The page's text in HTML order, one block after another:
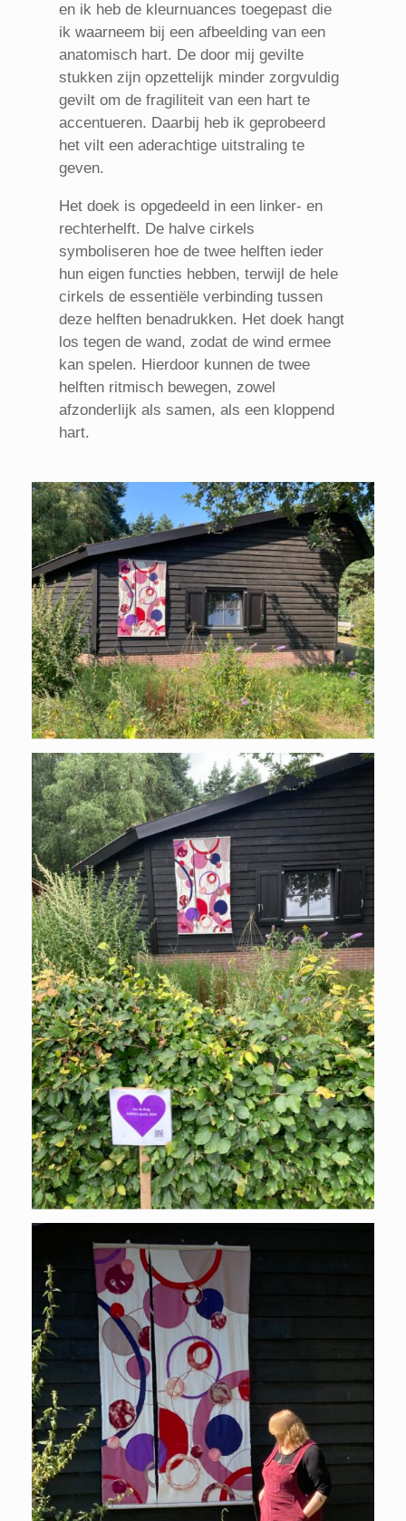
en ik heb de kleurnuances toegepast die
ik waarneem bij een afbeelding van een
anatomisch hart. De door mij gevilte
stukken zijn opzettelijk minder zorgvuldig
gevilt om de fragiliteit van een hart te
accentueren. Daarbij heb ik geprobeerd
het vilt een aderachtige uitstraling te
geven.
Het doek is opgedeeld in een linker- en
rechterhelft. De halve cirkels
symboliseren hoe de twee helften ieder
hun eigen functies hebben, terwijl de hele
cirkels de essentiële verbinding tussen
deze helften benadrukken. Het doek hangt
los tegen de wand, zodat de wind ermee
kan spelen. Hierdoor kunnen de twee
helften ritmisch bewegen, zowel
afzonderlijk als samen, als een kloppend
hart.